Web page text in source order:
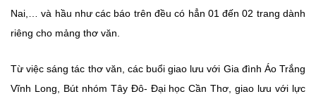
Nai,… và hầu như các báo trên đều có hẳn 01 đến 02 trang dành
riêng cho mảng thơ văn.
Từ việc sáng tác thơ văn, các buổi giao lưu với Gia đình Áo Trắng
Vĩnh Long, Bút nhóm Tây Đô- Đại học Cần Thơ, giao lưu với lực